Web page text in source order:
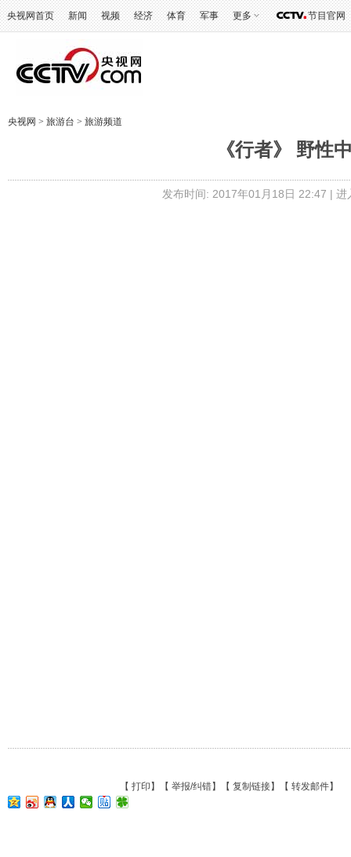
央视网首页 新闻 视频 经济 体育 军事 更多 节目官网
央视网 > 旅游台 > 旅游频道
《行者》 野性
发布时间: 2017年01月18日 22:47 | 进
【 打印 】【 举报/纠错】【 复制链接】【 转发邮件】